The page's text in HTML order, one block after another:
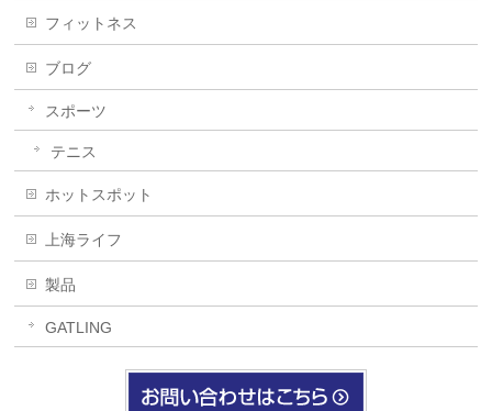
フィットネス
ブログ
スポーツ
テニス
ホットスポット
上海ライフ
製品
GATLING